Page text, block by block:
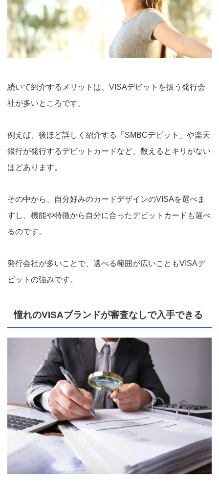
続いて紹介するメリットは、VISAデビットを扱う発行会
社が多いところです。
例えば、後ほど詳しく紹介する「SMBCデビット」や楽天
銀行が発行するデビットカードなど、数えるとキリがない
ほどあります。
その中から、自分好みのカードデザインのVISAを選べま
すし、機能や特徴から自分に合ったデビットカードも選べ
るのです。
発行会社が多いことで、選べる範囲が広いこともVISAデ
ビットの強みです。
憧れのVISAブランドが審査なしで入手できる